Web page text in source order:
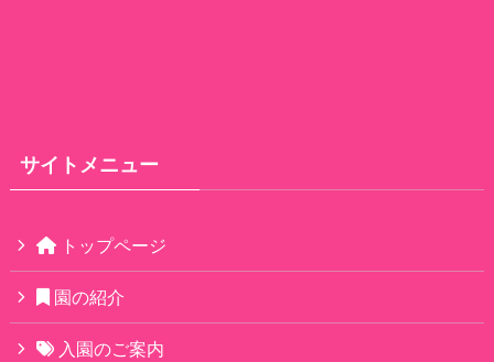
サイトメニュー
トップページ
園の紹介
入園のご案内